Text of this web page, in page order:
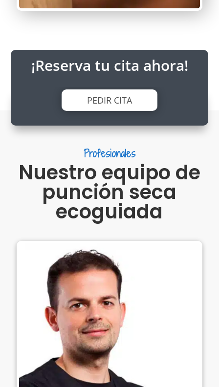
¡Reserva tu cita ahora!
PEDIR CITA
Profesionales
Nuestro equipo de
punción seca
ecoguiada